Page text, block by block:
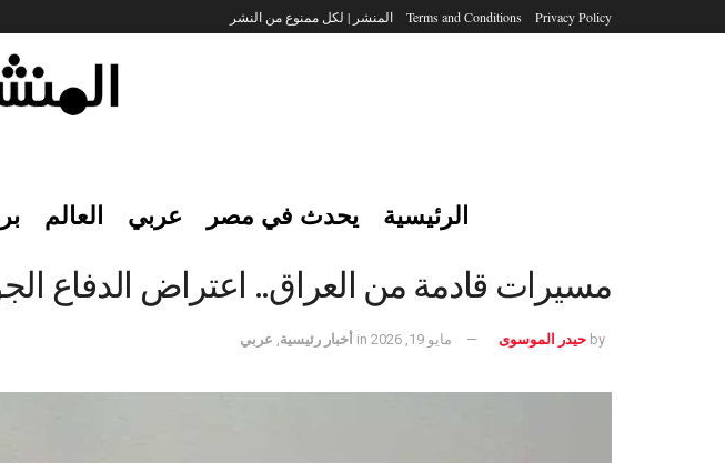
Privacy Policy
Terms and Conditions المنشر | لكل ممنوع من النشر
الرئيسية يحدث في مصر عربي العالم
مسيرات قادمة من العراق.. اعتراض الدفاع
by حيدر الموسوى مايو 19, 2026 in أخبار رئيسية عربي